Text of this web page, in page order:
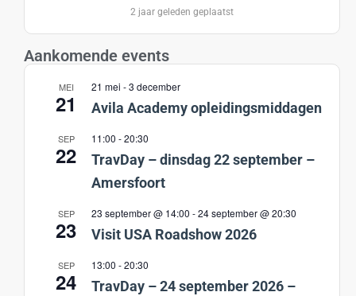
2 jaar geleden geplaatst
Aankomende events
MEI
21
21 mei -3 december
Avila Academy opleidingsmiddagen
SEP
22
11:00 -20:30
TravDay – dinsdag 22 september –
Amersfoort
SEP
23
23 september @ 14:00 -24 september @ 20:30
Visit USA Roadshow 2026
SEP
24
13:00 -20:30
TravDay – 24 september 2026 –